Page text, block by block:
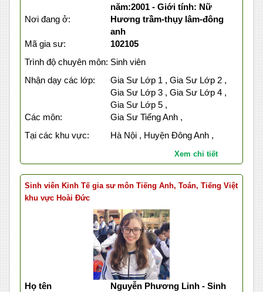
năm:2001 - Giới tính: Nữ
Nơi đang ở:
Hương trầm-thụy lâm-đông
anh
Mã gia sư:
102105
Trình độ chuyên môn: Sinh viên
Nhận dạy các lớp:
Gia Sư Lớp 1 , Gia Sư Lớp 2 ,
Gia Sư Lớp 3 , Gia Sư Lớp 4 ,
Gia Sư Lớp 5 ,
Các môn:
Gia Sư Tiếng Anh ,
Tại các khu vực:
Hà Nội , Huyện Đông Anh ,
Xem chi tiết
Sinh viên Kinh Tế gia sư môn Tiếng Anh, Toán, Tiếng Việt
khu vực Hoài Đức
Họ tên
Nguyễn Phương Linh - Sinh